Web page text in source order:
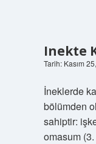
Inekte
Tarih: Kasım
İneklerde
bölümden
sahiptir:
omasum